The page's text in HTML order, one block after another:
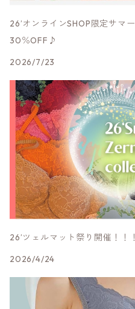
Bou Jeloud
その他ブランド
narueナルエー
EUCALANユーカラン
その他ランジェリー
限定★赤ランジェリー
3段ホック
肩ヒモ幅広
肩ヒモ幅細
LLサイズ
Sサイズ
Lサイズ
モダール他素材
Mサイズ
Lサイズ
LLサイズ
26’オンラインSHOP限定サマ
30％OFF♪
2026/7/23
26’ツェルマット祭り開催！
2026/4/24